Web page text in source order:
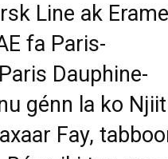
Line ak
fa Paris-
Dauphine-
génn la ko
Fay,